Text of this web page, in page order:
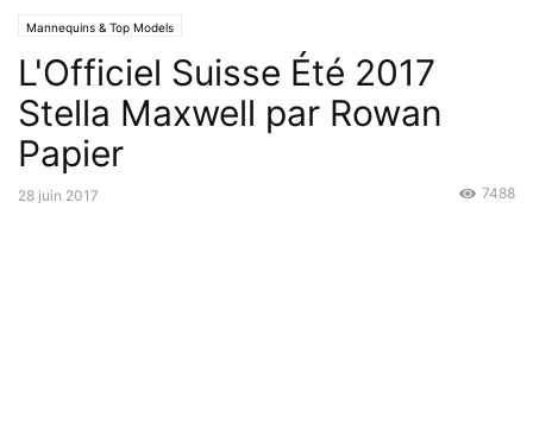
Mannequins & Top Models
L'Officiel Suisse Été 2017
Stella Maxwell par Rowan
Papier
28 juin 2017 7488